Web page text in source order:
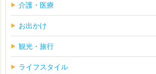
介護・医療
お出かけ
観光・旅行
ライフスタイル